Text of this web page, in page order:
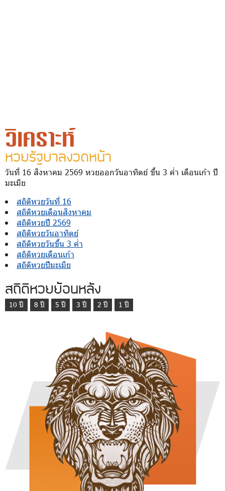
วิเคราะห์
หวยรัฐบาลงวดหน้า
วันที่ 16 สิงหาคม 2569 หวยออกวันอาทิตย์ ขึ้น 3 ค่ำ เดือนเก้า ปี
มะเมีย
สถิติหวยวันที่ 16
สถิติหวยเดือนสิงหาคม
สถิติหวยปี 2569
สถิติหวยวันอาทิตย์
สถิติหวยวันขึ้น 3 ค่ำ
สถิติหวยเดือนเก้า
สถิติหวยปีมะเมีย
สถิติหวยย้อนหลัง
10 ปี 8 ปี 5 ปี 3 ปี 2 ปี 1 ปี